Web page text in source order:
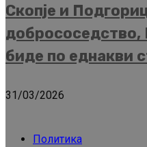
Скопје и
добрососедство,
биде по еднакви
31/03/2026
Политика